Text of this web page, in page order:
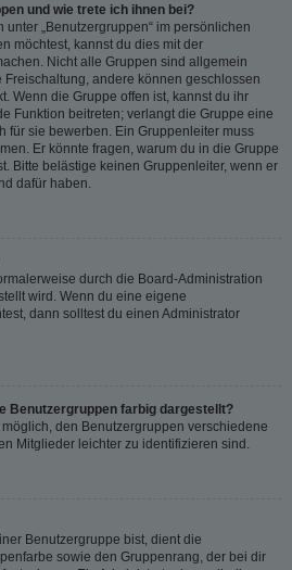
und wie trete ich ihnen bei?
„Benutzergruppen“ im persönlichen
möchtest, kannst du dies mit der
Nicht alle Gruppen sind allgemein
andere können geschlossen
Wenn die Gruppe offen ist, kannst du ihr
Funktion beitreten; verlangt die Gruppe eine
für sie bewerben. Ein Gruppenleiter muss
Er könnte fragen, warum du in die Gruppe
Bitte belästige keinen Gruppenleiter, wenn er
dafür haben.
durch die Board-Administration
wird. Wenn du eine eigene
dann solltest du einen Administrator
Benutzergruppen farbig dargestellt?
den Benutzergruppen verschiedene
Mitglieder leichter zu identifizieren sind.
Benutzergruppe bist, dient die
sowie den Gruppenrang, der bei dir